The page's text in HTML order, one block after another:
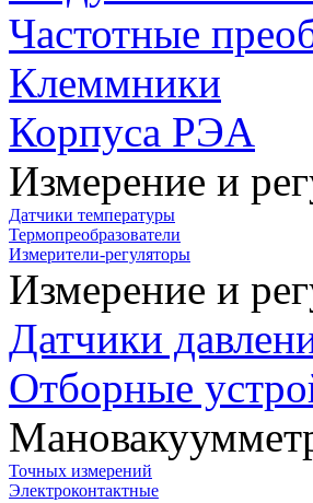
Частотные
Клеммники
Корпуса РЭА
Измерение и
Датчики температуры
Термопреобразователи
Измерители-регуляторы
Измерение и
Датчики
Отборные
Точных измерений
Электроконтактные